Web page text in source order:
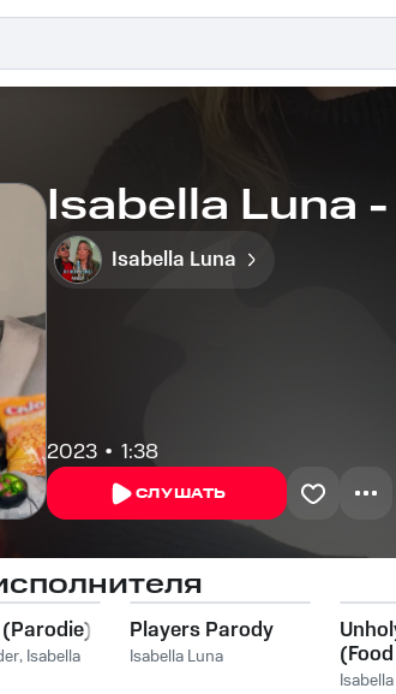
Isabella Luna
Isabella Luna
2023 1:38
СЛУШАТЬ
, Isabella
Players Parody
Isabella Luna